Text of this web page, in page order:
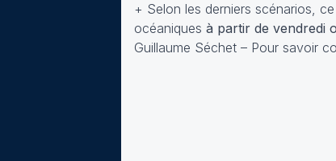
+ Selon les derniers scénarios,
océaniques à partir de vendredi
Guillaume Séchet – Pour savoir